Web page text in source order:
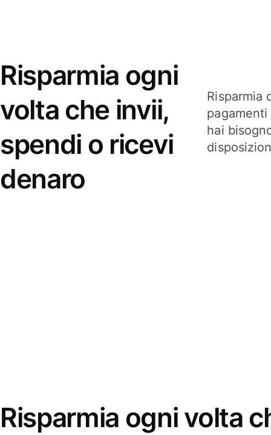
Risparmia ogni
volta che invii,
spendi o ricevi
denaro
Risparmia
hai
Risparmia ogni volta